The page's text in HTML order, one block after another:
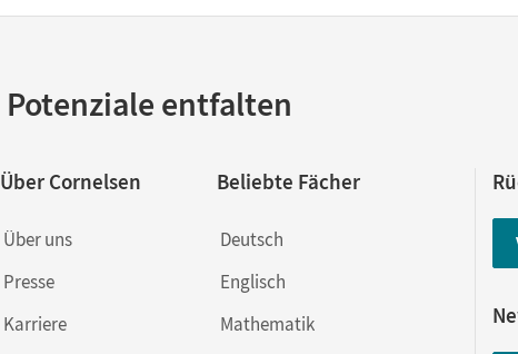
Potenziale entfalten
Über Cornelsen
Über uns
Presse
Karriere
Beliebte Fächer
Deutsch
Englisch
Mathematik